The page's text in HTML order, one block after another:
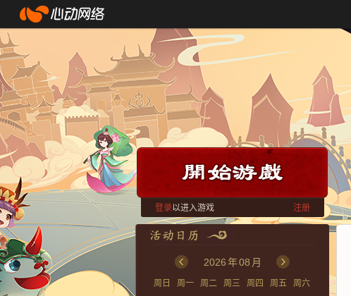
登录以进入游戏 注册
2026年08 月
周日 周一 周二 周三 周四 周五
周六